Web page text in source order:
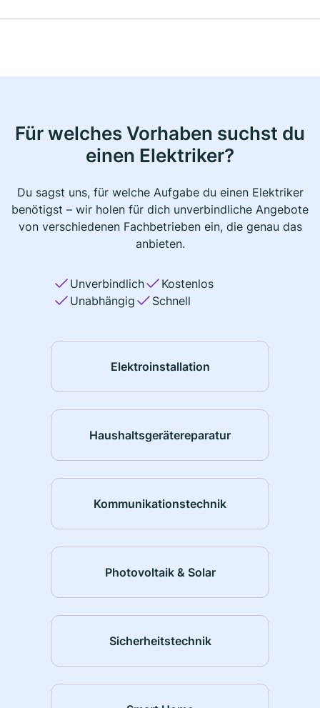
Für welches Vorhaben suchst du
einen Elektriker?
Du sagst uns, für welche Aufgabe du einen Elektriker
benötigst – wir holen für dich unverbindliche Angebote
von verschiedenen Fachbetrieben ein, die genau das
anbieten.
Unverbindlich
Kostenlos
Unabhängig
Schnell
Elektroinstallation
Haushaltsgerätereparatur
Kommunikationstechnik
Photovoltaik & Solar
Sicherheitstechnik